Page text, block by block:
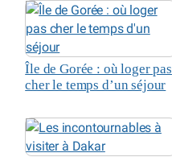
Île de Gorée : où loger pas
cher le temps d’un séjour